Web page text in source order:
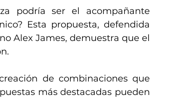
podría ser el acompañante
Esta propuesta, defendida
Alex James, demuestra que el
de combinaciones que
más destacadas pueden